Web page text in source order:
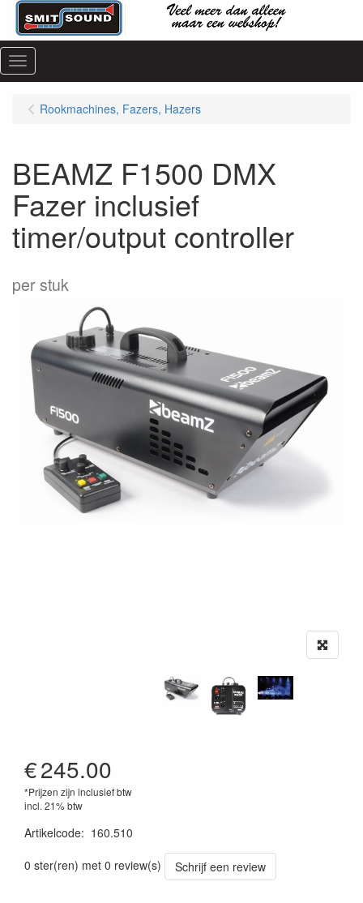
Menu
Rookmachines, Fazers, Hazers
BEAMZ F1500 DMX
Fazer inclusief
timer/output controller
per stuk
€245.00
*Prijzen zijn inclusief btw
incl. 21% btw
Artikelcode: 160.510
0 ster(ren) met 0 review(s)
Schrijf een review